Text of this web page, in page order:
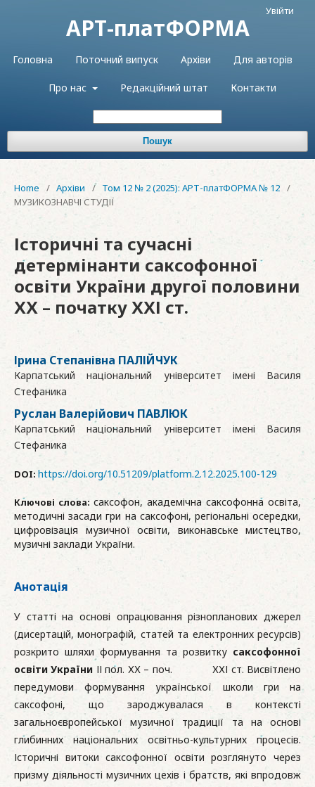
АРТ-платФОРМА
Головна Поточний випуск Архіви Для авторів
Про нас Редакційний штат Контакти
Пошук
Увійти
Home / Архіви / Том 12 № 2 (2025): АРТ-платФОРМА № 12 /
МУЗИКОЗНАВЧІ СТУДІЇ
Історичні та сучасні
детермінанти саксофонної
освіти України другої половини
ХХ – початку ХХІ ст.
Ірина Степанівна ПАЛІЙЧУК
Карпатський національний університет імені Василя
Стефаника
Руслан Валерійович ПАВЛЮК
Карпатський національний університет імені Василя
Стефаника
DOI: https://doi.org/10.51209/platform.2.12.2025.100-129
Ключові слова: саксофон, академічна саксофонна освіта,
методичні засади гри на саксофоні, регіональні осередки,
цифровізація музичної освіти, виконавське мистецтво,
музичні заклади України.
Анотація
У статті на основі опрацювання різнопланових джерел
(дисертацій, монографій, статей та електронних ресурсів)
розкрито шляхи формування та розвитку саксофонної
освіти України ІІ пол. ХХ – поч. ХХІ ст. Висвітлено
передумови формування української школи гри на
саксофоні, що зароджувалася в контексті
загальноєвропейської музичної традиції та на основі
глибинних національних освітньо-культурних процесів.
Історичні витоки саксофонної освіти розглянуто через
призму діяльності музичних цехів і братств, які впродовж